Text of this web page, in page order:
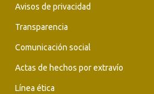
Avisos de privacidad
Transparencia
Comunicación social
Actas de hechos por extravío
Línea ética